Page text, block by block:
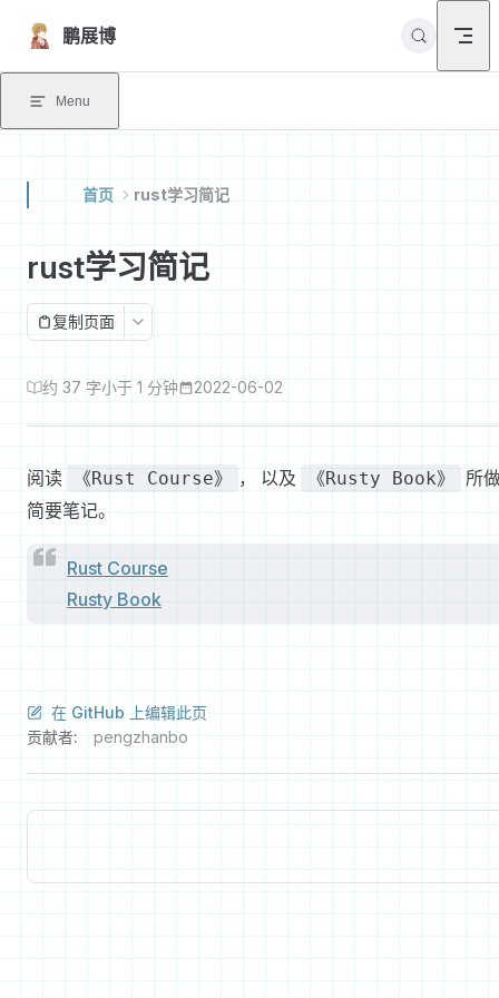
Skip to content
鹏展博
Menu
首页 rust学习简记
rust学习简记
复制页面
约 37 字小于 1 分钟 2022-06-02
阅读 《Rust Course》 ， 以及 《Rusty Book》
所
简要笔记。
Rust Course
Rusty Book
在 GitHub 上编辑此页
贡献者:
pengzhanbo